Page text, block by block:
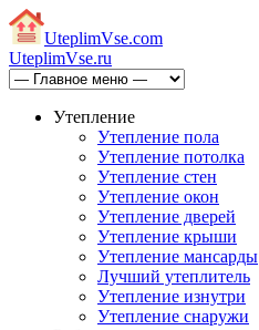
UteplimVse.com
UteplimVse.ru
Утепление
Утепление пола
Утепление потолка
Утепление стен
Утепление окон
Утепление дверей
Утепление крыши
Утепление мансарды
Лучший утеплитель
Утепление изнутри
Утепление снаружи